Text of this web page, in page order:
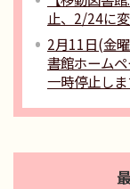
止、2/24に変
2月11日(金
書館ホーム
一時停止しま